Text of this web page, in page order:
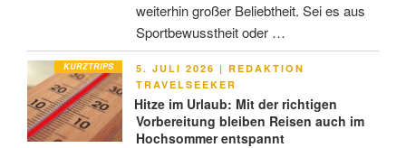
weiterhin großer Beliebtheit. Sei es aus
Sportbewusstheit oder …
KURZTRIPS
VERÖFFENTLICHT
AM
5. JULI 2026 | REDAKTION
TRAVELSEEKER
Hitze im Urlaub: Mit der richtigen
Vorbereitung bleiben Reisen auch im
Hochsommer entspannt